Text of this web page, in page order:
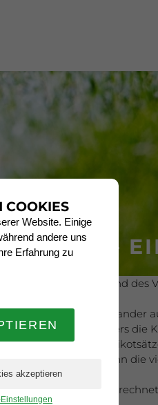
–
der Fußballjugend des
um miteinander
und besonders die
Teil in eigenen
Ende egal sein, denn
Umfang kaum
COOKIES
Website. Einige
andere uns
Erfahrung zu